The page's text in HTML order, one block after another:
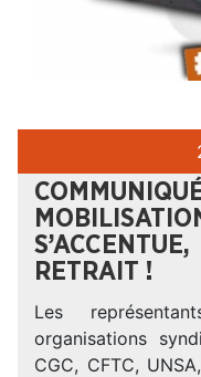
RETRAIT !
Les
organisations
CGC, CFTC,